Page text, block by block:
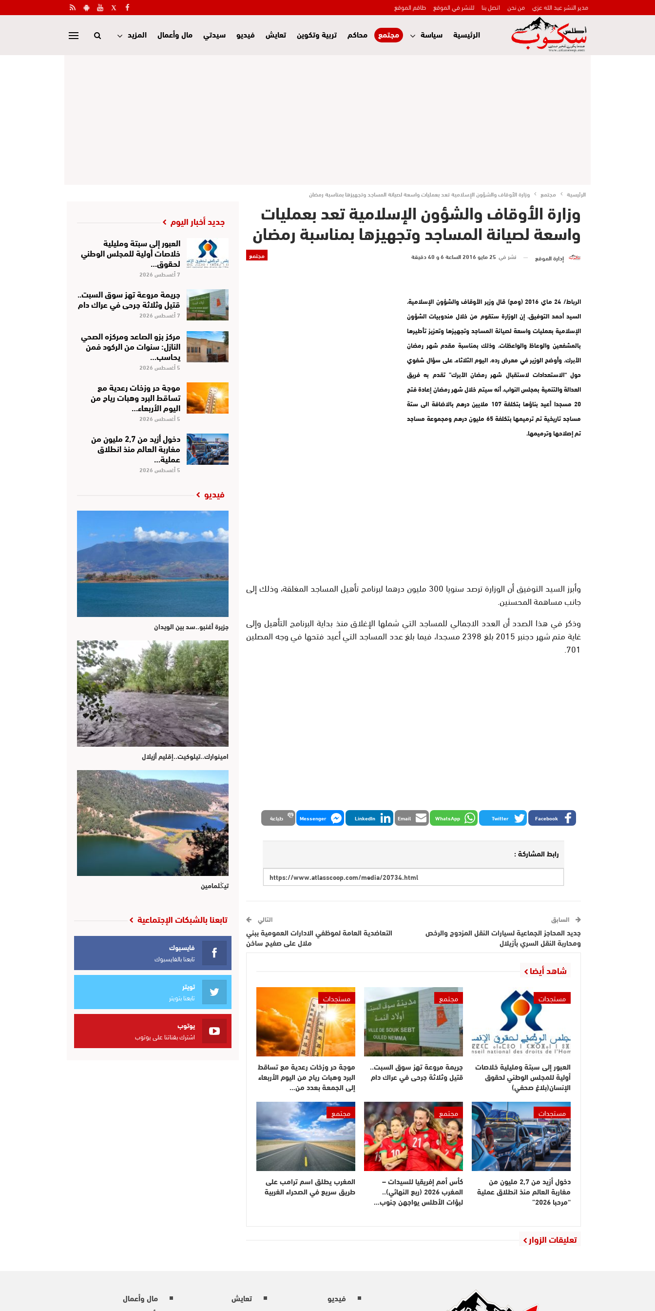
مدير النشر عبد الله عزي من نحن اتصل بنا للنشر في الموقع طاقم الموقع
الرئيسية سياسة مجتمع محاكم تربية وتكوين تعايش فيديو سيدتي مال وأعمال المزيد
الرئيسية مجتمع وزارة الأوقاف والشؤون الإسلامية تعد بعمليات واسعة لصيانة المساجد وتجهيزها بمناسبة رمضان
وزارة الأوقاف والشؤون الإسلامية تعد بعمليات
واسعة لصيانة المساجد وتجهيزها بمناسبة رمضان
مجتمع إدارة الموقع نشر في 25 مايو 2016 الساعة 6 و 40 دقيقة
الرباط/ 24 ماي 2016 (ومع) قال وزير الأوقاف والشؤون الإسلامية،
السيد أحمد التوفيق، إن الوزارة ستقوم من خلال مندوبيات الشؤون
الإسلامية بعمليات واسعة لصيانة المساجد وتجهيزها وتعزيز تأطيرها
بالمشفعين والوعاظ والواعظات، وذلك بمناسبة مقدم شهر رمضان
الأبرك. وأوضح الوزير في معرض رده، اليوم الثلاثاء، على سؤال شفوي
حول “الاستعدادات لاستقبال شهر رمضان الأبرك” تقدم به فريق
العدالة والتنمية بمجلس النواب، أنه سيتم خلال شهر رمضان إعادة فتح
20 مسجدا أعيد بناؤها بتكلفة 107 ملايين درهم بالاضافة الى ستة
مساجد تاريخية تم ترميمها بتكلفة 65 مليون درهم ومجموعة مساجد
تم إصلاحها وترميمها.
وأبرز السيد التوفيق أن الوزارة ترصد سنويا 300 مليون درهما لبرنامج تأهيل المساجد المغلقة، وذلك إلى
جانب مساهمة المحسنين.
وذكر في هذا الصدد أن العدد الاجمالي للمساجد التي شملها الإغلاق منذ بداية البرنامج التأهيل وإلى
غاية متم شهر دجنبر 2015 بلغ 2398 مسجدا، فيما بلغ عدد المساجد التي أعيد فتحها في وجه المصلين
701.
Facebook
Twitter
WhatsApp
Email
LinkedIn
Messenger طباعة
رابط المشاركة :
السابق
جديد المحاجز الجماعية لسيارات النقل المزدوج والرخص
ومحاربة النقل السري بأزيلال
التالي
التعاضدية العامة لموظفي الادارات العمومية ببني
ملال على صفيح ساخن
شاهد أيضا
مستجدات
العبور إلى سبتة ومليلية خلاصات
أولية للمجلس الوطني لحقوق
الإنسان(بلاغ صحفي)
مجتمع
جريمة مروعة تهز سوق السبت..
قتيل وثلاثة جرحى في عراك دام
مستجدات
موجة حر وزخات رعدية مع تساقط
البرد وهبات رياح من اليوم الأربعاء
إلى الجمعة بعدد من…
مستجدات
دخول أزيد من 2,7 مليون من
مغاربة العالم منذ انطلاق عملية
“مرحبا 2026”
مجتمع
كأس أمم إفريقيا للسيدات –
المغرب 2026 (ربع النهائي)..
لبؤات الأطلس يواجهن جنوب…
مجتمع
المغرب يطلق اسم ترامب على
طريق سريع في الصحراء الغربية
تعليقات الزوار
جديد أخبار اليوم
العبور إلى سبتة ومليلية
خلاصات أولية للمجلس الوطني
لحقوق…
7 أغسطس 2026
جريمة مروعة تهز سوق السبت..
قتيل وثلاثة جرحى في عراك دام
7 أغسطس 2026
مركز بزو الصاعد ومركزه الصحي
النازل: سنوات من الركود فمن
يحاسب…
5 أغسطس 2026
موجة حر وزخات رعدية مع
تساقط البرد وهبات رياح من
اليوم الأربعاء…
5 أغسطس 2026
دخول أزيد من 2,7 مليون من
مغاربة العالم منذ انطلاق
عملية…
5 أغسطس 2026
فيديو
جزيرة أغنبو..سد بين الويدان
امينوارك..تيلوكيت..إقليم أزيلال
تيڭلمامين
تابعنا بالشبكات الإجتماعية
فايسبوك
تابعنا بالفايسبوك
تويتر
تابعنا بتويتر
يوتوب
اشترك بقناتنا على يوتوب
فيديو
تعايش
مال وأعمال